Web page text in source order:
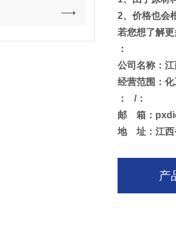
2、价格也会
若您想了解
：
公司名称：
经营范围：
： /：
邮 箱：
地 址：江西
产